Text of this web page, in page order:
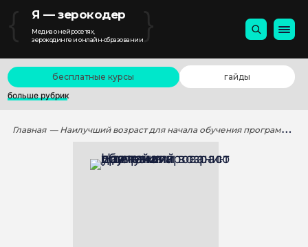
{ Я — зерокодер
Медиа о нейросетях,
зерокодинге и онлайн-образовании}
бесплатные курсы
гайды
больше рубрик
Главная — Наилучший возраст для начала обучения программированию у детей